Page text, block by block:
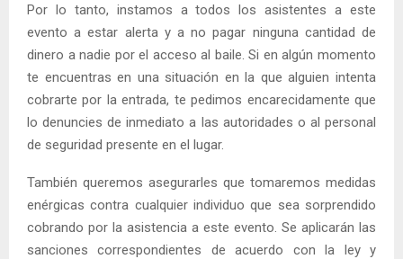
Por lo tanto, instamos a todos los asistentes a este
evento a estar alerta y a no pagar ninguna cantidad de
dinero a nadie por el acceso al baile. Si en algún momento
te encuentras en una situación en la que alguien intenta
cobrarte por la entrada, te pedimos encarecidamente que
lo denuncies de inmediato a las autoridades o al personal
de seguridad presente en el lugar.
También queremos asegurarles que tomaremos medidas
enérgicas contra cualquier individuo que sea sorprendido
cobrando por la asistencia a este evento. Se aplicarán las
sanciones correspondientes de acuerdo con la ley y